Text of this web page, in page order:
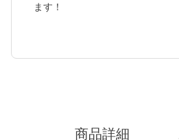
ます！
商品詳細